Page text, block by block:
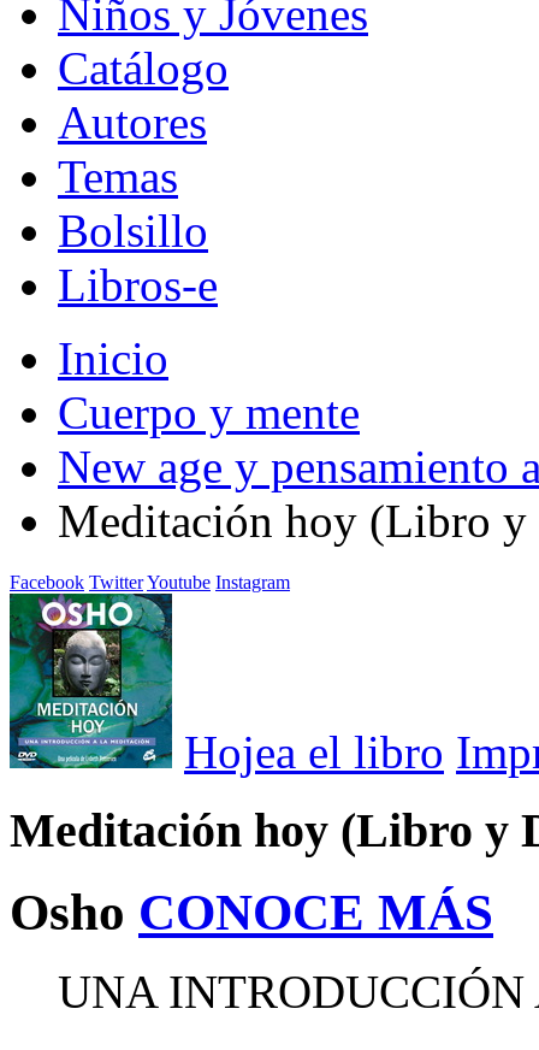
Niños y Jóvenes
Catálogo
Autores
Temas
Bolsillo
Libros-e
Inicio
Cuerpo y mente
New age y pensamiento
Meditación hoy (Libro
Facebook TwitterYoutube Instagram
Hojea el libro
Meditación hoy (Libro y
Osho CONOCE MÁS
UNA